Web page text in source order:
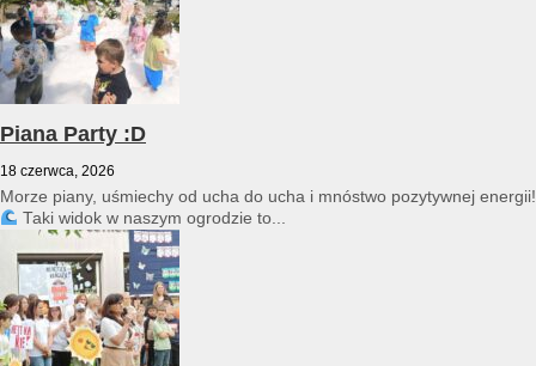
Piana Party :D
18 czerwca, 2026
Morze piany, uśmiechy od ucha do ucha i mnóstwo pozytywnej energii!
Taki widok w naszym ogrodzie to...